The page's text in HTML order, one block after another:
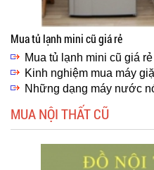
Mua tủ lạnh mini cũ giá rẻ
Mua tủ lạnh mini cũ giá rẻ
Kinh nghiệm mua máy
Những dạng máy nước
MUA NỘI THẤT CŨ